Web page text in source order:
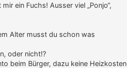
ein Fuchs! Ausser viel „Ponjo“,
Alter musst du schon was
oder nicht!?
beim Bürger, dazu keine Heizkosten